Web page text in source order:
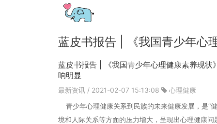
蓝皮书报告 | 《我国青少年心
蓝皮书报告 | 《我国青少年心理健康素养现
响明显
最新资讯 / 2021-02-07 15:13:08
心理健康
青少年心理健康关系到民族的未来健康发展，是“
境和人际关系等方面的压力增大，呈现出心理健康